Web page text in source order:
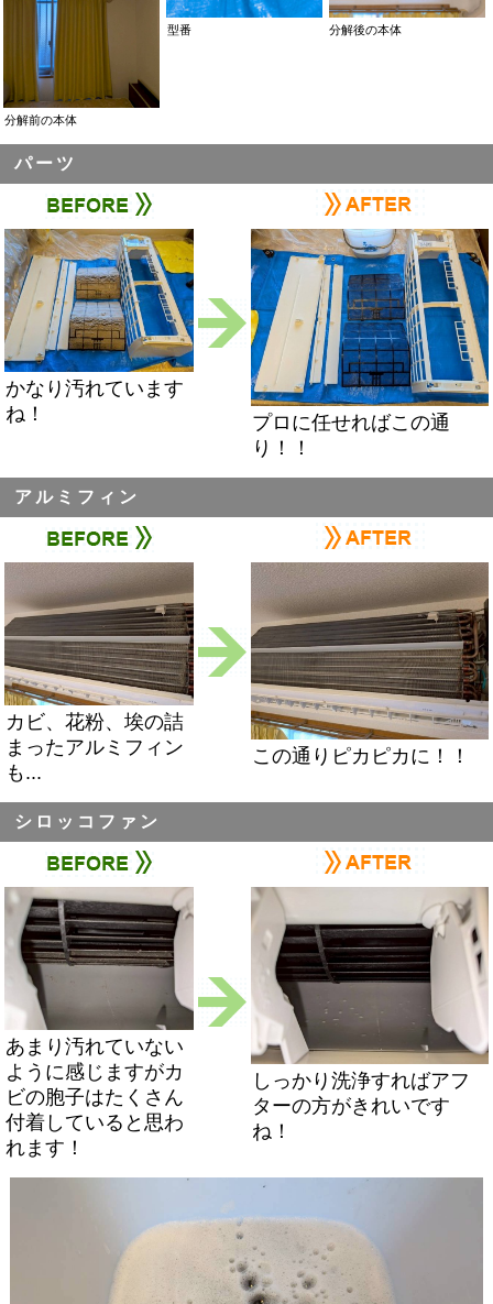
分解前の本体
型番 分解後の本体
パーツ
かなり汚れています
ね！
プロに任せればこの通
り！！
アルミフィン
カビ、花粉、埃の詰
まったアルミフィン
も...
この通りピカピカに！！
シロッコファン
あまり汚れていない
ように感じますがカ
ビの胞子はたくさん
付着していると思わ
れます！
しっかり洗浄すればアフ
ターの方がきれいです
ね！